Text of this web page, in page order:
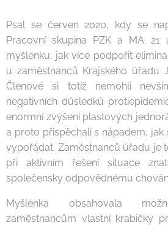
Psal se červen 2020, kdy se
Pracovní skupina PZK a MA 21
myšlenku, jak více podpořit
u zaměstnanců Krajského úřadu
Členové si totiž nemohli
negativních důsledků
enormní zvýšení plastových
a proto přispěchali s nápadem,
vypořádat. Zaměstnanců úřadu je
při aktivním řešení situace
společensky odpovědnému
Myšlenka obsahovala
zaměstnancům vlastní krabičky